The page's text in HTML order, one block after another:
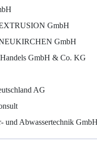
GmbH
GmbH
GmbH & Co. KG
AG
und Abwassertechnik GmbH